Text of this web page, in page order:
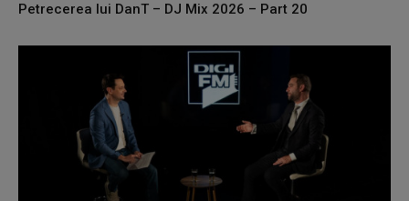
Petrecerea lui DanT – DJ Mix 2026 – Part 20